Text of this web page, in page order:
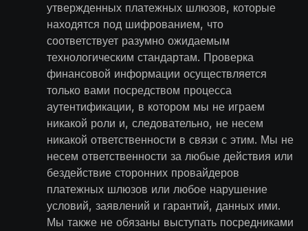
утвержденных платежных шлюзов, которые
находятся под шифрованием, что
соответствует разумно ожидаемым
технологическим стандартам. Проверка
финансовой информации осуществляется
только вами посредством процесса
аутентификации, в котором мы не играем
никакой роли и, следовательно, не несем
никакой ответственности в связи с этим. Мы не
несем ответственности за любые действия или
бездействие сторонних провайдеров
платежных шлюзов или любое нарушение
условий, заявлений и гарантий, данных ими.
Мы также не обязаны выступать посредниками